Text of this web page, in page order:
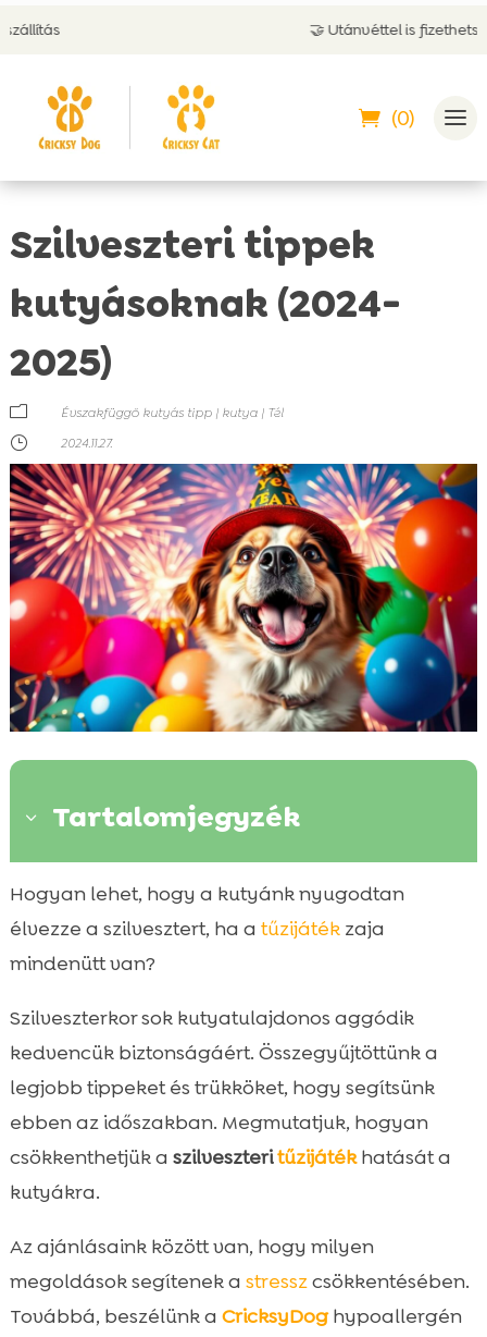
🤝 Utánvéttel is fizethetsz
(0)
Szilveszteri tippek
kutyásoknak (2024-
2025)
m Évszakfüggő kutyás tipp | kutya | Tél
}
2024.11.27.
3 Tartalomjegyzék
 Bevezetés
 Kutya védelem szilveszterkor
 Szilveszteri tűzijáték hatása a kutyákra
 Feszültség oldására szolgáló termékek
 Hogyan készítsük elő a kutyánkat
szilveszterre?
 CricksyDog ajánlások
 Kutya szilveszter 2024-2025
 Előre készített biztonságos helyek
 Állatorvosi tanácsok

Tippek és tanácsok más
kutyatulajdonosoktól
Hogyan lehet, hogy a kutyánk nyugodtan
élvezze a szilvesztert, ha a tűzijátékzaja
mindenütt van?
Szilveszterkor sok kutyatulajdonos aggódik
kedvencük biztonságáért. Összegyűjtöttünk a
legjobb tippeket és trükköket, hogy segítsünk
ebben az időszakban. Megmutatjuk, hogyan
csökkenthetjük a szilveszteritűzijátékhatását a
kutyákra.
Az ajánlásaink között van, hogy milyen
megoldások segítenek a stresszcsökkentésében.
Továbbá, beszélünk a CricksyDoghypoallergén